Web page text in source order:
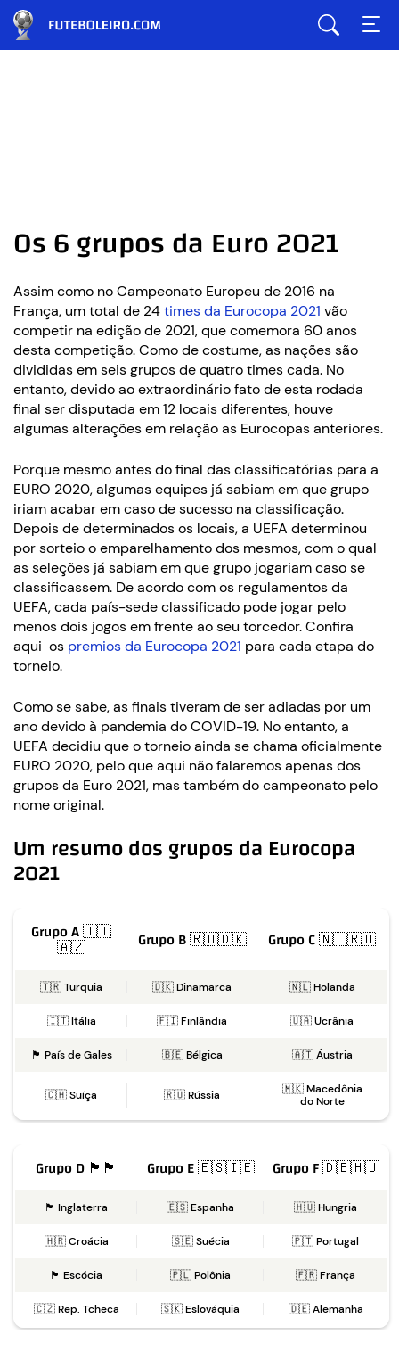
Os 6 grupos da Euro 2021
Assim como no Campeonato Europeu de 2016 na
França, um total de 24times da Eurocopa 2021 vão
competir na edição de 2021, que comemora 60 anos
desta competição. Como de costume, as nações são
divididas em seis grupos de quatro times cada. No
entanto, devido ao extraordinário fato de esta rodada
final ser disputada em 12 locais diferentes, houve
algumas alterações em relação as Eurocopas anteriores.
Porque mesmo antes do final das classificatórias para a
EURO 2020, algumas equipes já sabiam em que grupo
iriam acabar em caso de sucesso na classificação.
Depois de determinados os locais, a UEFA determinou
por sorteio o emparelhamento dos mesmos, com o qual
as seleções já sabiam em que grupo jogariam caso se
classificassem. De acordo com os regulamentos da
UEFA, cada país-sede classificado pode jogar pelo
menos dois jogos em frente ao seu torcedor. Confira
aqui os premios da Eurocopa 2021 para cada etapa do
torneio.
Como se sabe, as finais tiveram de ser adiadas por um
ano devido à pandemia do COVID-19. No entanto, a
UEFA decidiu que o torneio ainda se chama oficialmente
EURO 2020, pelo que aqui não falaremos apenas dos
grupos da Euro 2021, mas também do campeonato pelo
nome original.
Um resumo dos grupos da Eurocopa
2021
Grupo A 🇮🇹
🇦🇿 Grupo B 🇷🇺🇩🇰 Grupo C 🇳🇱🇷🇴
🇹🇷 Turquia 🇩🇰 Dinamarca 🇳🇱 Holanda
🇮🇹 Itália 🇫🇮 Finlândia 🇺🇦 Ucrânia
🏴󠁧󠁢󠁷󠁬󠁳󠁿 País de Gales 🇧🇪 Bélgica 🇦🇹 Áustria
🇨🇭 Suíça 🇷🇺 Rússia
🇲🇰 Macedônia
do Norte
Grupo D 🏴󠁧󠁢󠁥󠁮󠁧󠁿🏴󠁧󠁢󠁳󠁣󠁴󠁿 Grupo E 🇪🇸🇮🇪 Grupo F 🇩🇪🇭🇺
🏴󠁧󠁢󠁥󠁮󠁧󠁿 Inglaterra 🇪🇸 Espanha 🇭🇺 Hungria
🇭🇷 Croácia 🇸🇪 Suécia 🇵🇹 Portugal
🏴󠁧󠁢󠁳󠁣󠁴󠁿 Escócia 🇵🇱 Polônia 🇫🇷 França
🇨🇿 Rep. Tcheca 🇸🇰 Eslováquia 🇩🇪 Alemanha